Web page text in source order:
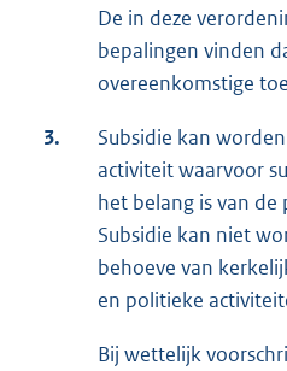
De in deze
bepalingen vinden
overeenkomstige
3.
Subsidie kan
activiteit waarvoor
het belang is van de
Subsidie kan niet
behoeve van
en politieke
Bij wettelijk